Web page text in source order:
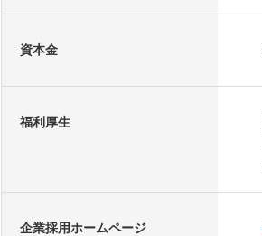
資本金
福利厚生
企業採用ホームページ